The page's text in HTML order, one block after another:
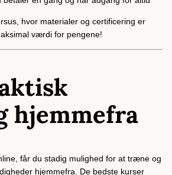
hvor materialer og certificering er
værdi for pengene!
hjemmefra
får du stadig mulighed for at træne og
hjemmefra. De bedste kurser